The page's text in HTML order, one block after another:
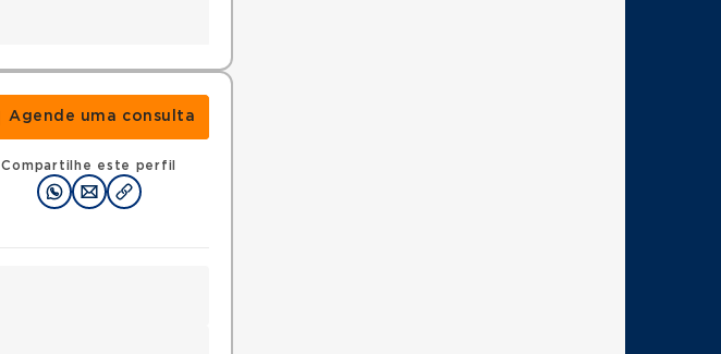
Agende uma consulta
Compartilhe este perfil